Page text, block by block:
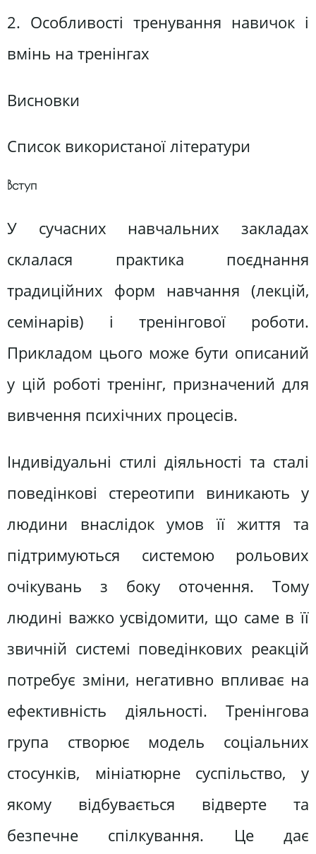
2. Особливості тренування навичок і
вмінь на тренінгах
Висновки
Список використаної літератури
Вступ
У сучасних навчальних закладах
склалася практика поєднання
традиційних форм навчання (лекцій,
семінарів) і тренінгової роботи.
Прикладом цього може бути описаний
у цій роботі тренінг, призначений для
вивчення психічних процесів.
Індивідуальні стилі діяльності та сталі
поведінкові стереотипи виникають у
людини внаслідок умов її життя та
підтримуються системою рольових
очікувань з боку оточення. Тому
людині важко усвідомити, що саме в її
звичній системі поведінкових реакцій
потребує зміни, негативно впливає на
ефективність діяльності. Тренінгова
група створює модель соціальних
стосунків, мініатюрне суспільство, у
якому відбувається відверте та
безпечне спілкування. Це дає